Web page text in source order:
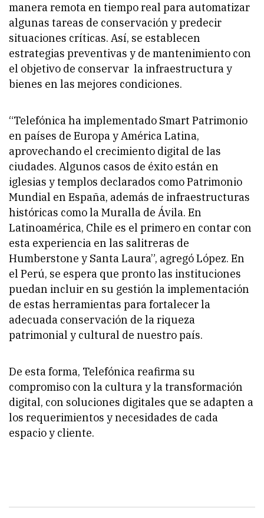
manera remota en tiempo real para automatizar
algunas tareas de conservación y predecir
situaciones críticas. Así, se establecen
estrategias preventivas y de mantenimiento con
el objetivo de conservar la infraestructura y
bienes en las mejores condiciones.
“Telefónica ha implementado Smart Patrimonio
en países de Europa y América Latina,
aprovechando el crecimiento digital de las
ciudades. Algunos casos de éxito están en
iglesias y templos declarados como Patrimonio
Mundial en España, además de infraestructuras
históricas como la Muralla de Ávila. En
Latinoamérica, Chile es el primero en contar con
esta experiencia en las salitreras de
Humberstone y Santa Laura”, agregó López. En
el Perú, se espera que pronto las instituciones
puedan incluir en su gestión la implementación
de estas herramientas para fortalecer la
adecuada conservación de la riqueza
patrimonial y cultural de nuestro país.
De esta forma, Telefónica reafirma su
compromiso con la cultura y la transformación
digital, con soluciones digitales que se adapten a
los requerimientos y necesidades de cada
espacio y cliente.